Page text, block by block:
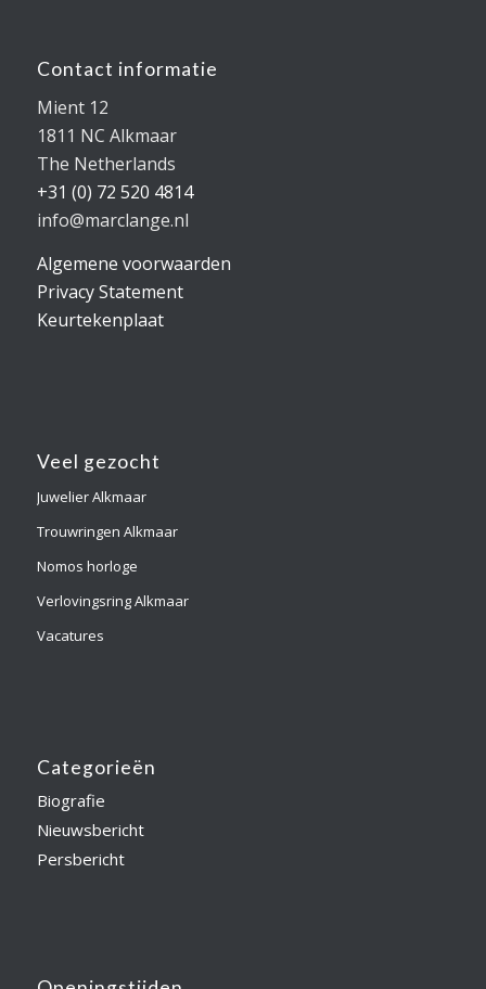
Contact informatie
Mient 12
1811 NC Alkmaar
The Netherlands
+31 (0) 72 520 4814
info@marclange.nl
Algemene voorwaarden
Privacy Statement
Keurtekenplaat
Veel gezocht
Juwelier Alkmaar
Trouwringen Alkmaar
Nomos horloge
Verlovingsring Alkmaar
Vacatures
Categorieën
Biografie
Nieuwsbericht
Persbericht